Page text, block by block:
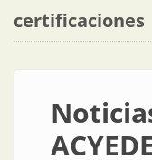
certificaciones
ACYEDE